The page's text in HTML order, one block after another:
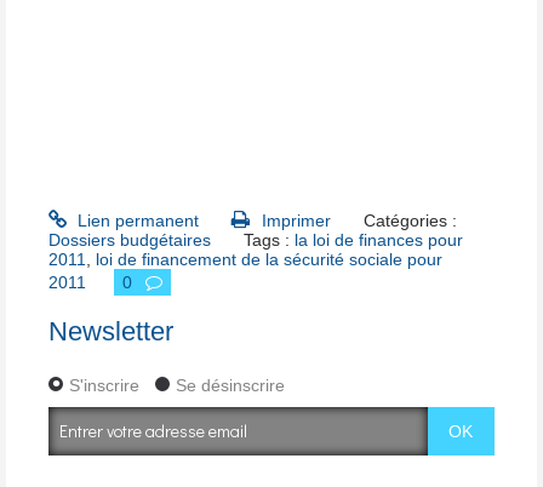
Lien permanent Imprimer
Catégories :
Dossiers budgétaires
Tags : la loi de finances pour
2011
loi de financement de la sécurité sociale pour
2011
0
Newsletter
S'inscrire Se désinscrire